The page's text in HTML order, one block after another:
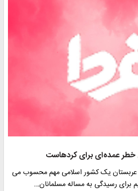
عمده‌ای برای کردهاست
عربستان یک کشور اسلامی مهم محسوب می
برای رسیدگی به مساله مسلمانان…